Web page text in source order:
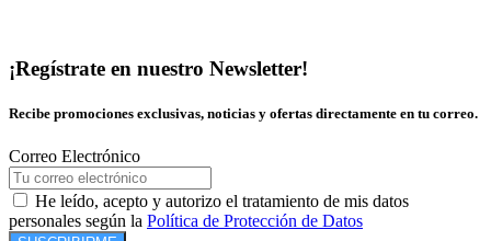
¡Regístrate en nuestro Newsletter!
Recibe promociones exclusivas, noticias y ofertas directamente en tu correo.
Correo Electrónico
He leído, acepto y autorizo el tratamiento de mis datos
personales según la Política de Protección de Datos